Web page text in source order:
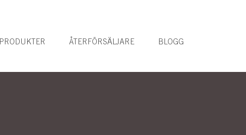
PRODUKTER ÅTERFÖRSÄLJARE BLOGG